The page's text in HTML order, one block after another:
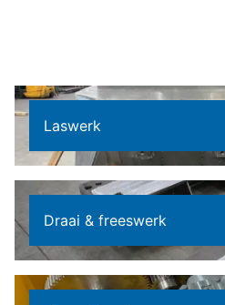
Laswerk
Draai & freeswerk